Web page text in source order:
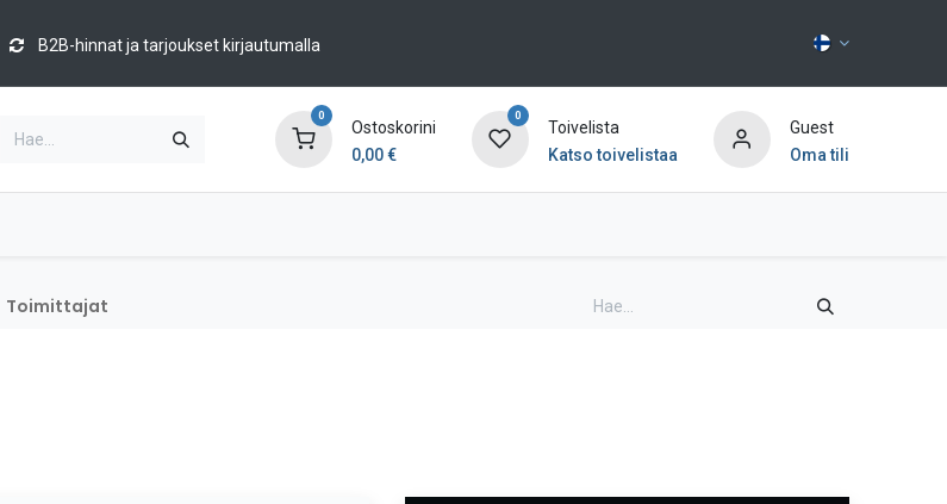
B2B-hinnat ja tarjoukset kirjautumalla
0
Ostoskorini
0,00€
0
Toivelista
Katso toivelistaa
Guest
Oma tili
Toimittajat